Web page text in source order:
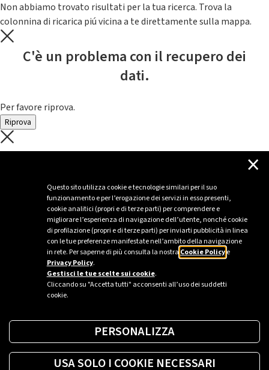
Questo sito utilizza cookie e tecnologie similari per il suo
funzionamento e per l’erogazione dei servizi in esso presenti,
cookie analitici (propri e di terze parti) per comprendere e
migliorare l’esperienza di navigazione dell’utente, nonché cookie
di profilazione (propri e di terze parti) per inviarti pubblicità in linea
con le tue preferenze manifestate nell’ambito della navigazione
in rete. Per saperne di più consulta la nostra Cookie Policye
Privacy Policy.
Gestisci le tue scelte sui cookie.
Cliccando su "Accetta tutti" acconsenti all’uso dei suddetti
cookie.
×
PERSONALIZZA
USA SOLO I COOKIE NECESSARI
Non abbiamo trovato risultati per la tua ricerca. Trova la
colonnina di ricarica piú vicina a te direttamente sulla mappa.
C'è un problema con il recupero dei
dati.
Per favore riprova.
Riprova
C'è un problema con il recupero dei
Per favore riprova piú tardi
Sei un’azienda o una PA?
Trova la soluzione più giusta per te.
Richiedi una colonnina